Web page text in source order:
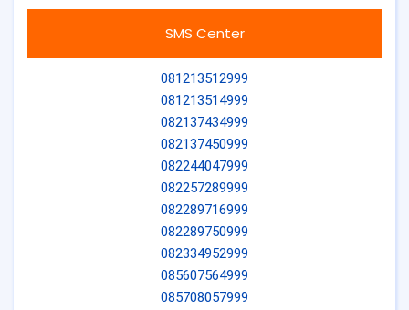
SMS Center
081213512999
081213514999
082137434999
082137450999
082244047999
082257289999
082289716999
082289750999
082334952999
085607564999
085708057999